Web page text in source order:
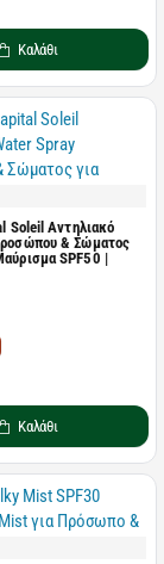
Καλάθι
Soleil Αντηλιακό
& Σώματος
SPF50 |
Καλάθι